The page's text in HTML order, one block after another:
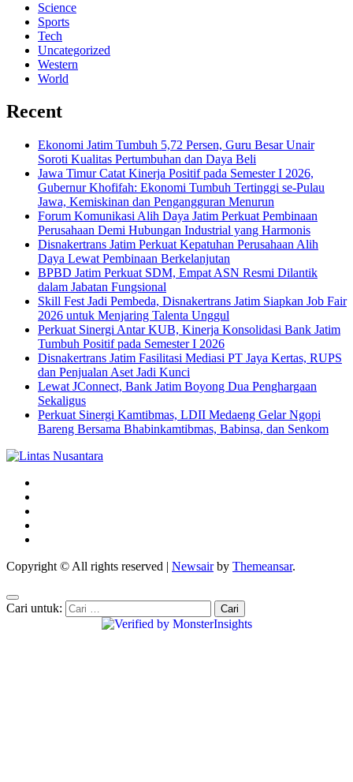
Science
Sports
Tech
Uncategorized
Western
World
Recent
Ekonomi Jatim Tumbuh 5,72 Persen, Guru Besar Unair
Soroti Kualitas Pertumbuhan dan Daya Beli
Jawa Timur Catat Kinerja Positif pada Semester I 2026,
Gubernur Khofifah: Ekonomi Tumbuh Tertinggi se-Pulau
Jawa, Kemiskinan dan Pengangguran Menurun
Forum Komunikasi Alih Daya Jatim Perkuat Pembinaan
Perusahaan Demi Hubungan Industrial yang Harmonis
Disnakertrans Jatim Perkuat Kepatuhan Perusahaan Alih
Daya Lewat Pembinaan Berkelanjutan
BPBD Jatim Perkuat SDM, Empat ASN Resmi Dilantik
dalam Jabatan Fungsional
Skill Fest Jadi Pembeda, Disnakertrans Jatim Siapkan Job Fair
2026 untuk Menjaring Talenta Unggul
Perkuat Sinergi Antar KUB, Kinerja Konsolidasi Bank Jatim
Tumbuh Positif pada Semester I 2026
Disnakertrans Jatim Fasilitasi Mediasi PT Jaya Kertas, RUPS
dan Penjualan Aset Jadi Kunci
Lewat JConnect, Bank Jatim Boyong Dua Penghargaan
Sekaligus
Perkuat Sinergi Kamtibmas, LDII Medaeng Gelar Ngopi
Bareng Bersama Bhabinkamtibmas, Babinsa, dan Senkom
Copyright © All rights reserved | Newsairby Themeansar.
Cari untuk: